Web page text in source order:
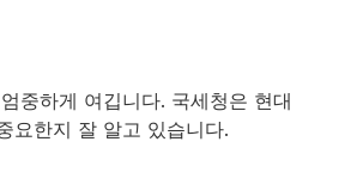
중하게 여깁니다. 국세청은 현대
요한지 잘 알고 있습니다.